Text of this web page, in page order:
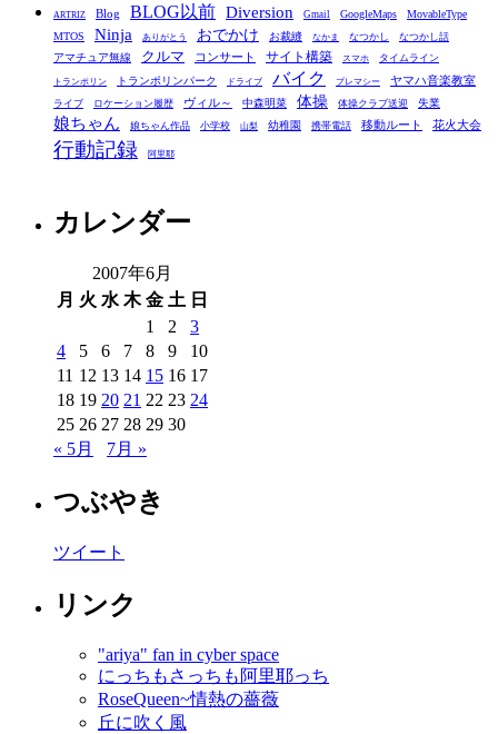
ゴ
リ
ー
ARTRIZ Blog BLOG以前 Diversion Gmail GoogleMaps
MovableType
MTOS
Ninja ありがとう おでかけ お裁縫 なかま なつかし なつかし話
アマチュア無線 クルマ コンサート サイト構築 スマホ タイムライン
トランポリン トランポリンパーク ドライブ バイク プレマシー ヤマハ音楽教室
ライブ ロケーション履歴 ヴィル～ 中森明菜 体操 体操クラブ送迎 失業
娘ちゃん 娘ちゃん作品 小学校 山梨 幼稚園 携帯電話 移動ルート 花火大会
行動記録 阿里耶
カレンダー
2007年6月
月 火 水 木 金 土 日
1
2
3
4
5 6 7 8 9
10
11 12 13 14 15 16 17
18 19 20 21 22 23 24
25 26 27 28 29 30
« 5月
7月 »
つぶやき
ツイート
リンク
"ariya" fan in cyber space
にっちもさっちも阿里耶っち
RoseQueen~情熱の薔薇
丘に吹く風